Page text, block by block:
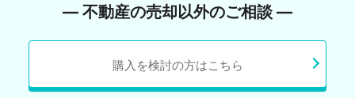
― 不動産の売却以外のご相談 ―
購入を検討の方はこちら